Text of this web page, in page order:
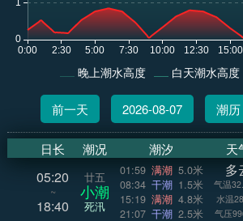
晚上潮水高度 白天潮水高度
前一天 2026-08-07 潮历
日长 潮况 潮汐 天
05:20
~
18:40
廿五
小潮
死汛
01:59 满潮 5.0米
08:34 干潮 1.5米
15:19 满潮 4.8米
21:07 干潮 2.5米
多
气温
水温
气压